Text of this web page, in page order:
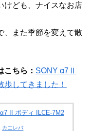
けども、ナイスなお店
、また季節を変えて散
こちら： SONY α7Ⅱ
してきました！
II ボディ ILCE-7M2
カエレバ